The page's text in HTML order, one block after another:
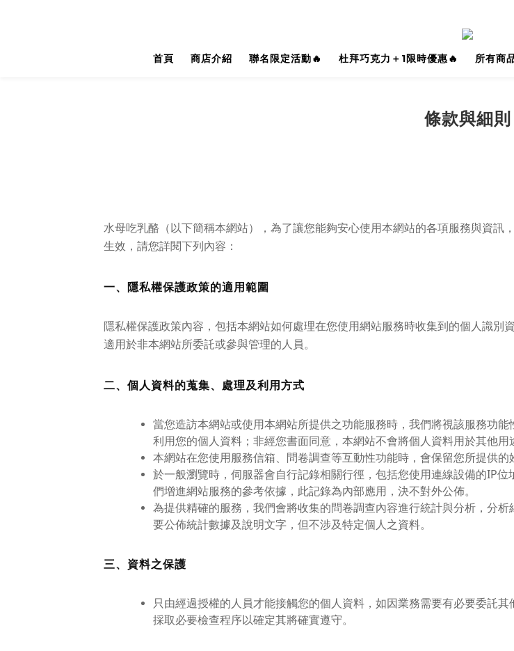
首頁 商店介紹 聯名限定活動🔥 杜拜巧克力＋1限時優惠🔥 所有商
條款與細則
水母吃乳酪（以下簡稱本網站），為了讓您能夠安心使用本網站的各項服務與資訊
生效，請您詳閱下列內容：
一、隱私權保護政策的適用範圍
隱私權保護政策內容，包括本網站如何處理在您使用網站服務時收集到的個人識
適用於非本網站所委託或參與管理的人員。
二、個人資料的蒐集、處理及利用方式
當您造訪本網站或使用本網站所提供之功能服務時，我們將視該服務功
利用您的個人資料；非經您書面同意，本網站不會將個人資料用於其他用
本網站在您使用服務信箱、問卷調查等互動性功能時，會保留您所提供的
於一般瀏覽時，伺服器會自行記錄相關行徑，包括您使用連線設備的IP
們增進網站服務的參考依據，此記錄為內部應用，決不對外公佈。
為提供精確的服務，我們會將收集的問卷調查內容進行統計與分析，分
要公佈統計數據及說明文字，但不涉及特定個人之資料。
三、資料之保護
只由經過授權的人員才能接觸您的個人資料，如因業務需要有必要委託
採取必要檢查程序以確定其將確實遵守。